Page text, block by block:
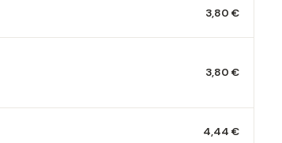
3,80 €
3,80 €
4,44 €